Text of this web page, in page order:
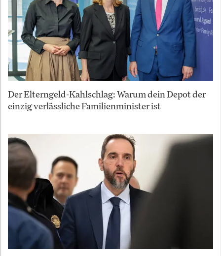
Der Elterngeld-Kahlschlag: Warum dein Depot der
einzig verlässliche Familienminister ist